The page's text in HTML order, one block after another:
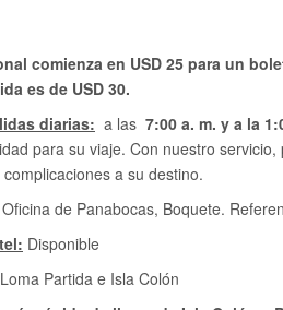
comienza en USD 25 para un
es de USD 30.
diarias: a las 7:00 a. m. y a la
para su viaje. Con nuestro
a su destino.
Oficina de Panabocas, Boquete.
Disponible
Loma Partida e Isla Colón